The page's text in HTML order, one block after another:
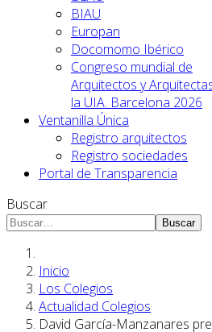
BIAU
Europan
Docomomo Ibérico
Congreso mundial de
Arquitectos y
la UIA. Barcelona 2026
Ventanilla Única
Registro arquitectos
Registro sociedades
Portal de Transparencia
Buscar
Buscar
Inicio
Los Colegios
Actualidad Colegios
David García-Manzanares